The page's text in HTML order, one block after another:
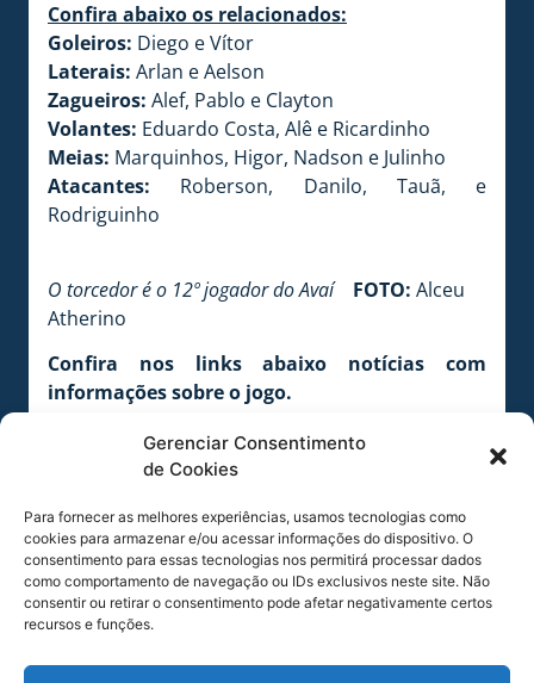
Gerenciar Consentimento
de Cookies
Para fornecer as melhores experiências, usamos tecnologias como
cookies para armazenar e/ou acessar informações do dispositivo. O
consentimento para essas tecnologias nos permitirá processar dados
como comportamento de navegação ou IDs exclusivos neste site. Não
consentir ou retirar o consentimento pode afetar negativamente certos
recursos e funções.
Confira abaixo os relacionados:
Goleiros: Diego e Vítor
Laterais: Arlan e Aelson
Zagueiros: Alef, Pablo e Clayton
Volantes: Eduardo Costa, Alê e Ricardinho
Meias: Marquinhos, Higor, Nadson e Julinho
Atacantes: Roberson, Danilo, Tauã, e
Rodriguinho
O torcedor é o 12º jogador do Avaí FOTO: Alceu
Atherino
Confira nos links abaixo notícias com
informações sobre o jogo.
Números de Avaí x Criciúma
Orientações aos Mascotes Mirins
Homenagem a Cordilheira Alta
Comunicado aos sócios
COMPARTILHE ESSA NOTÍCIA